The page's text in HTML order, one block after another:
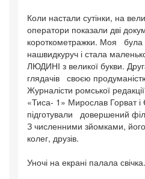
Коли настали сутінки, на
оператори показали дві
короткометражки. Моя була
нашвидкуруч і стала
ЛЮДИНІ з великої букви.
глядачів своєю
Журналісти ромської
«Тиса- 1» Мирослав Горват і
підготували довершений
З численними зйомками,
колег, друзів.
Уночі на екрані палала